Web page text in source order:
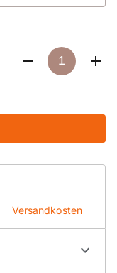
Versandkosten